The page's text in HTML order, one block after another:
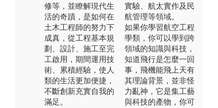
修等，並瞭解現代生
活的奇蹟，是如何在
土木工程師的努力下
成真，從工程基本規
劃、設計、施工至完
工啟用，期間運用技
術、累積經驗，使人
類的生活更加便捷，
不斷創新充實自我的
滿足。
實驗、航太實作及民
航管理等領域。
如果你學習航空工程
學類，你可以學到跨
領域的知識與科技，
知道飛行是怎麼一回
事，飛機能飛上天有
其理論背景，並非怪
力亂神，它是集工藝
與科技的產物，你可